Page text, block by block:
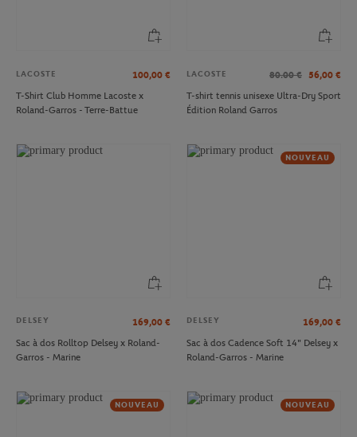
LACOSTE 100,00 €
T-Shirt Club Homme Lacoste x
Roland-Garros - Terre-Battue
LACOSTE 80.00 € 56,00 €
T-shirt tennis unisexe Ultra-Dry Sport
Édition Roland Garros
DELSEY 169,00 €
Sac à dos Rolltop Delsey x Roland-
Garros - Marine
NOUVEAU
DELSEY 169,00 €
Sac à dos Cadence Soft 14" Delsey x
Roland-Garros - Marine
NOUVEAU NOUVEAU